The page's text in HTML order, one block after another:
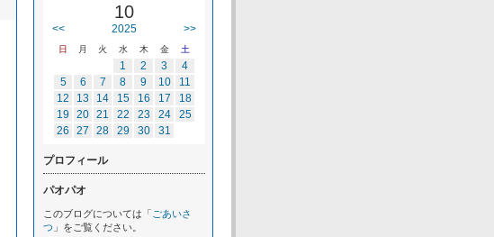
10
<< 2025 >>
日 月 火 水 木 金 土
1 2 3
4
5
6 7 8 9 10
11
12
13 14 15 16 17
18
19
20 21 22 23 24
25
26
27 28 29 30 31
プロフィール
パオパオ
このブログについては「 ごあいさ
つ 」をご覧ください。